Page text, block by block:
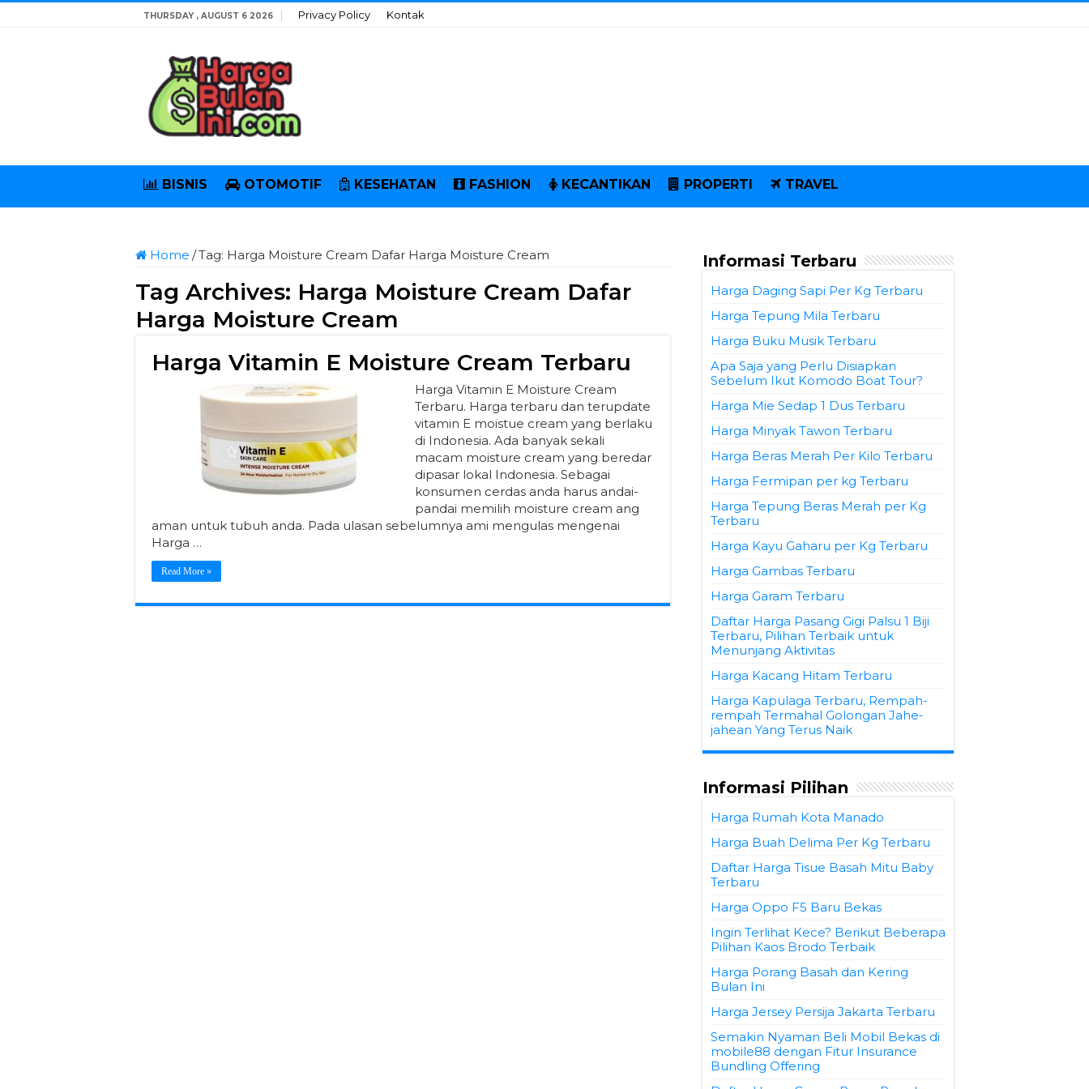
THURSDAY , AUGUST 6 2026 Privacy Policy Kontak
BISNIS OTOMOTIF KESEHATAN FASHION KECANTIKAN PROPERTI TRAVEL
Home /Tag: Harga Moisture Cream Dafar Harga Moisture Cream
Tag Archives: Harga Moisture Cream Dafar
Harga Moisture Cream
Harga Vitamin E Moisture Cream Terbaru
Harga Vitamin E Moisture Cream
Terbaru. Harga terbaru dan terupdate
vitamin E moistue cream yang berlaku
di Indonesia. Ada banyak sekali
macam moisture cream yang beredar
dipasar lokal Indonesia. Sebagai
konsumen cerdas anda harus andai-
pandai memilih moisture cream ang
aman untuk tubuh anda. Pada ulasan sebelumnya ami mengulas mengenai
Harga …
Read More »
Informasi Terbaru
Harga Daging Sapi Per Kg Terbaru
Harga Tepung Mila Terbaru
Harga Buku Musik Terbaru
Apa Saja yang Perlu Disiapkan
Sebelum Ikut Komodo Boat Tour?
Harga Mie Sedap 1 Dus Terbaru
Harga Minyak Tawon Terbaru
Harga Beras Merah Per Kilo Terbaru
Harga Fermipan per kg Terbaru
Harga Tepung Beras Merah per Kg
Terbaru
Harga Kayu Gaharu per Kg Terbaru
Harga Gambas Terbaru
Harga Garam Terbaru
Daftar Harga Pasang Gigi Palsu 1 Biji
Terbaru, Pilihan Terbaik untuk
Menunjang Aktivitas
Harga Kacang Hitam Terbaru
Harga Kapulaga Terbaru, Rempah-
rempah Termahal Golongan Jahe-
jahean Yang Terus Naik
Informasi Pilihan
Harga Rumah Kota Manado
Harga Buah Delima Per Kg Terbaru
Daftar Harga Tisue Basah Mitu Baby
Terbaru
Harga Oppo F5 Baru Bekas
Ingin Terlihat Kece? Berikut Beberapa
Pilihan Kaos Brodo Terbaik
Harga Porang Basah dan Kering
Bulan Ini
Harga Jersey Persija Jakarta Terbaru
Semakin Nyaman Beli Mobil Bekas di
mobile88 dengan Fitur Insurance
Bundling Offering